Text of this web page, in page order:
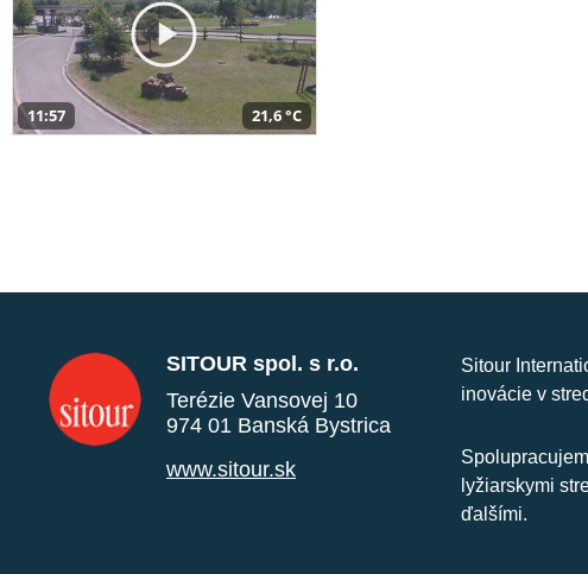
11:57 21,6 °C
SITOUR spol. s r.o.
Terézie Vansovej 10
974 01 Banská Bystrica
www.sitour.sk
Sitour
inovácie v
lyžiarskymi
ďalšími.